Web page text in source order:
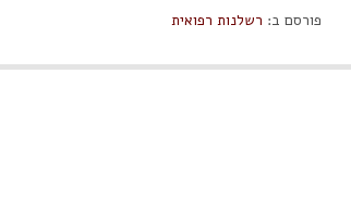
פורסם ב: רשלנות רפואית